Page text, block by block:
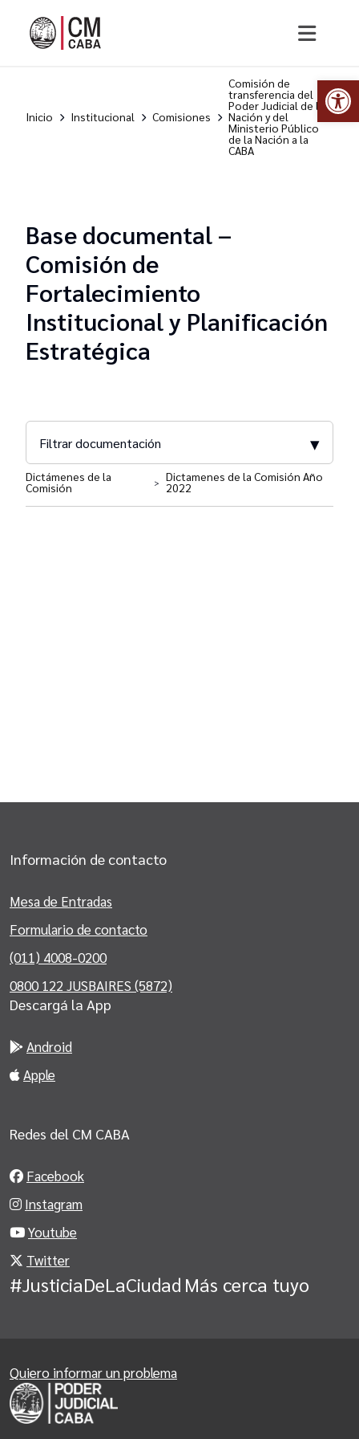
Inicio Institucional Comisiones
Comisión de
transferencia del
Poder Judicial de la
Nación y del
Ministerio Público
de la Nación a la
CABA
Base documental –
Comisión de
Fortalecimiento
Institucional y Planificación
Estratégica
Filtrar documentación ▾
Comisión Ad Hoc para la Implementación de
Políticas Penitenciarias para CABA
Dictámenes de la
Comisión > Dictamenes de la Comisión Año
2022
Información de contacto
Mesa de Entradas
Formulario de contacto
(011) 4008-0200
0800 122 JUSBAIRES (5872)
Descargá la App
Android
Apple
Redes del CM CABA
Facebook
Instagram
Youtube
Twitter
#JusticiaDeLaCiudad Más cerca tuyo
Quiero informar un problema